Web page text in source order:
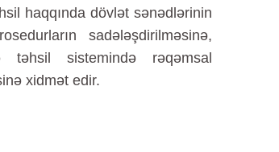
haqqında dövlət sənədlərinin
sadələşdirilməsinə,
təhsil sistemində rəqəmsal
xidmət edir.